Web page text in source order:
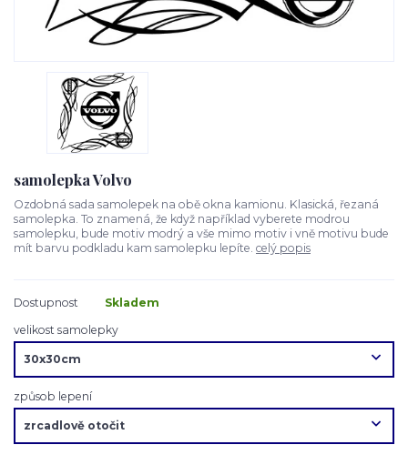
samolepka Volvo
Ozdobná sada samolepek na obě okna kamionu. Klasická, řezaná
samolepka. To znamená, že když například vyberete modrou
samolepku, bude motiv modrý a vše mimo motiv i vně motivu bude
mít barvu podkladu kam samolepku lepíte. celý popis
Dostupnost
Skladem
velikost samolepky
způsob lepení